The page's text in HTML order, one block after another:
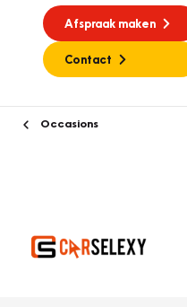
Afspraak maken
Contact
Occasions